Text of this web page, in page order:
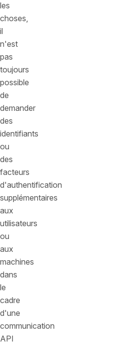
les
choses,
il
n'est
pas
toujours
possible
de
demander
des
identifiants
ou
des
facteurs
d'authentification
supplémentaires
aux
utilisateurs
ou
aux
machines
dans
le
cadre
d'une
communication
API